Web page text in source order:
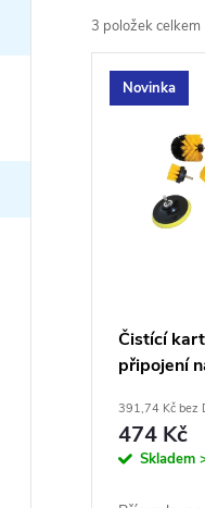
z
e
3 položek celkem
VNovinka
Čistící
připojení
391,74 Kč bez
474 Kč
Skladem